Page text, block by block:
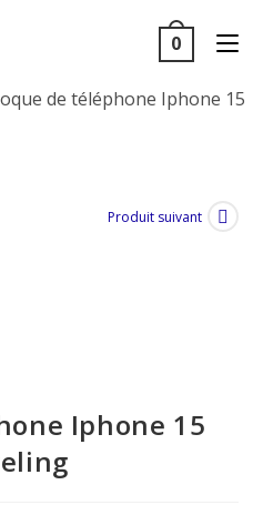
0
de téléphone Iphone 15
Produit suivant
Iphone 15